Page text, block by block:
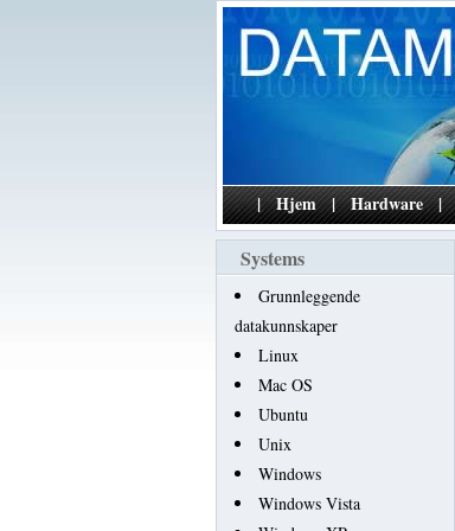
| Hjem | Hardware |
Systems
Grunnleggende
datakunnskaper
Linux
Mac OS
Ubuntu
Unix
Windows
Windows Vista